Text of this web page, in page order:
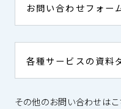
お問い合わせフォー
各種サービスの資料
その他のお問い合わせは